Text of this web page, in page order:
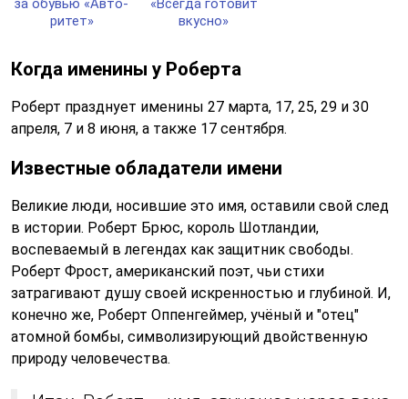
за обувью «Авто­
ри­тет»
«Всег­да го­то­вит
вкус­но»
Когда именины у Роберта
Роберт празднует именины 27 марта, 17, 25, 29 и 30
апреля, 7 и 8 июня, а также 17 сентября.
Известные обладатели имени
Великие люди, носившие это имя, оставили свой след
в истории. Роберт Брюс, король Шотландии,
воспеваемый в легендах как защитник свободы.
Роберт Фрост, американский поэт, чьи стихи
затрагивают душу своей искренностью и глубиной. И,
конечно же, Роберт Оппенгеймер, учёный и "отец"
атомной бомбы, символизирующий двойственную
природу человечества.